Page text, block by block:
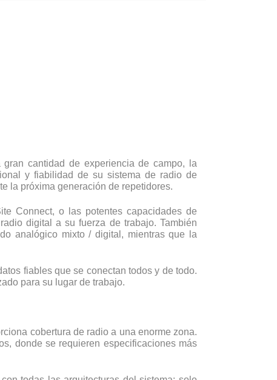
cantidad de experiencia de campo, la
y fiabilidad de su sistema de radio de
la próxima generación de repetidores.
Connect, o las potentes capacidades de
digital a su fuerza de trabajo. También
analógico mixto / digital, mientras que la
fiables que se conectan todos y de todo.
para su lugar de trabajo.
cobertura de radio a una enorme zona.
donde se requieren especificaciones más